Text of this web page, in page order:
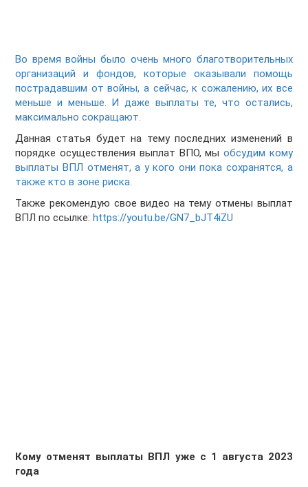
Во время войны было очень много благотворительных
организаций и фондов, которые оказывали помощь
пострадавшим от войны, а сейчас, к сожалению, их все
меньше и меньше. И даже выплаты те, что остались,
максимально сокращают.
Данная статья будет на тему последних изменений в
порядке осуществления выплат ВПО, мы обсудим кому
выплаты ВПЛ отменят, а у кого они пока сохранятся, а
также кто в зоне риска.
Также рекомендую свое видео на тему отмены выплат
ВПЛ по ссылке:https://youtu.be/GN7_bJT4iZU
Кому отменят выплаты ВПЛ уже с 1 августа 2023
года